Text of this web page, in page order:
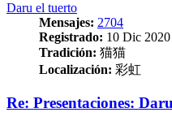
Daru el tuerto
Mensajes: 2704
Registrado: 10 Dic
Tradición: 猫猫
Localización: 彩虹
Re: Presentaciones: